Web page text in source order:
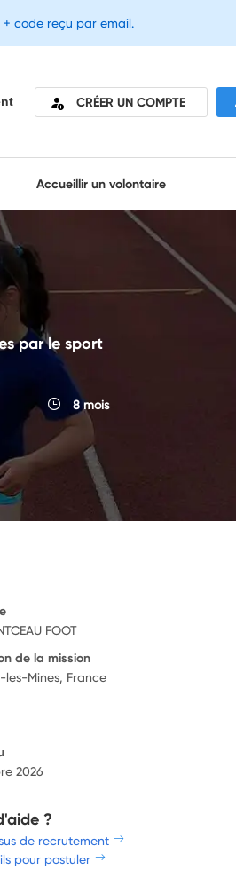
CRÉER UN COMPTE
Accueillir un volontaire
par le sport
8 mois
FOOT
de la mission
les-Mines, France
2026
?
de recrutement
pour postuler
code reçu par email.